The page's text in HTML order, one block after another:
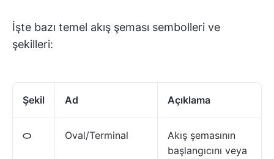
İşte bazı temel akış şeması sembolleri ve
şekilleri:
Şekil Ad Açıklama
⬭ Oval/Terminal
Akış şemasının
başlangıcını veya